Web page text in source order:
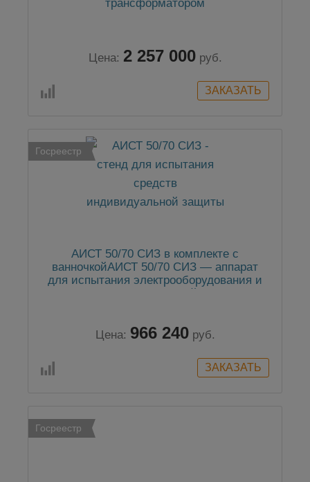
трансформатором
Цена: 2 257 000 руб.
Госреестр
АИСТ 50/70 СИЗ в комплекте с
ванночкойАИСТ 50/70 СИЗ — аппарат
для испытания электрооборудования и
средств индивидуальной защиты в
Цена: 966 240 руб.
Госреестр